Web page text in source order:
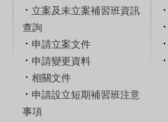
立案及未立案補習班資訊
查詢
申請立案文件
申請變更資料
相關文件
申請設立短期補習班注意
事項